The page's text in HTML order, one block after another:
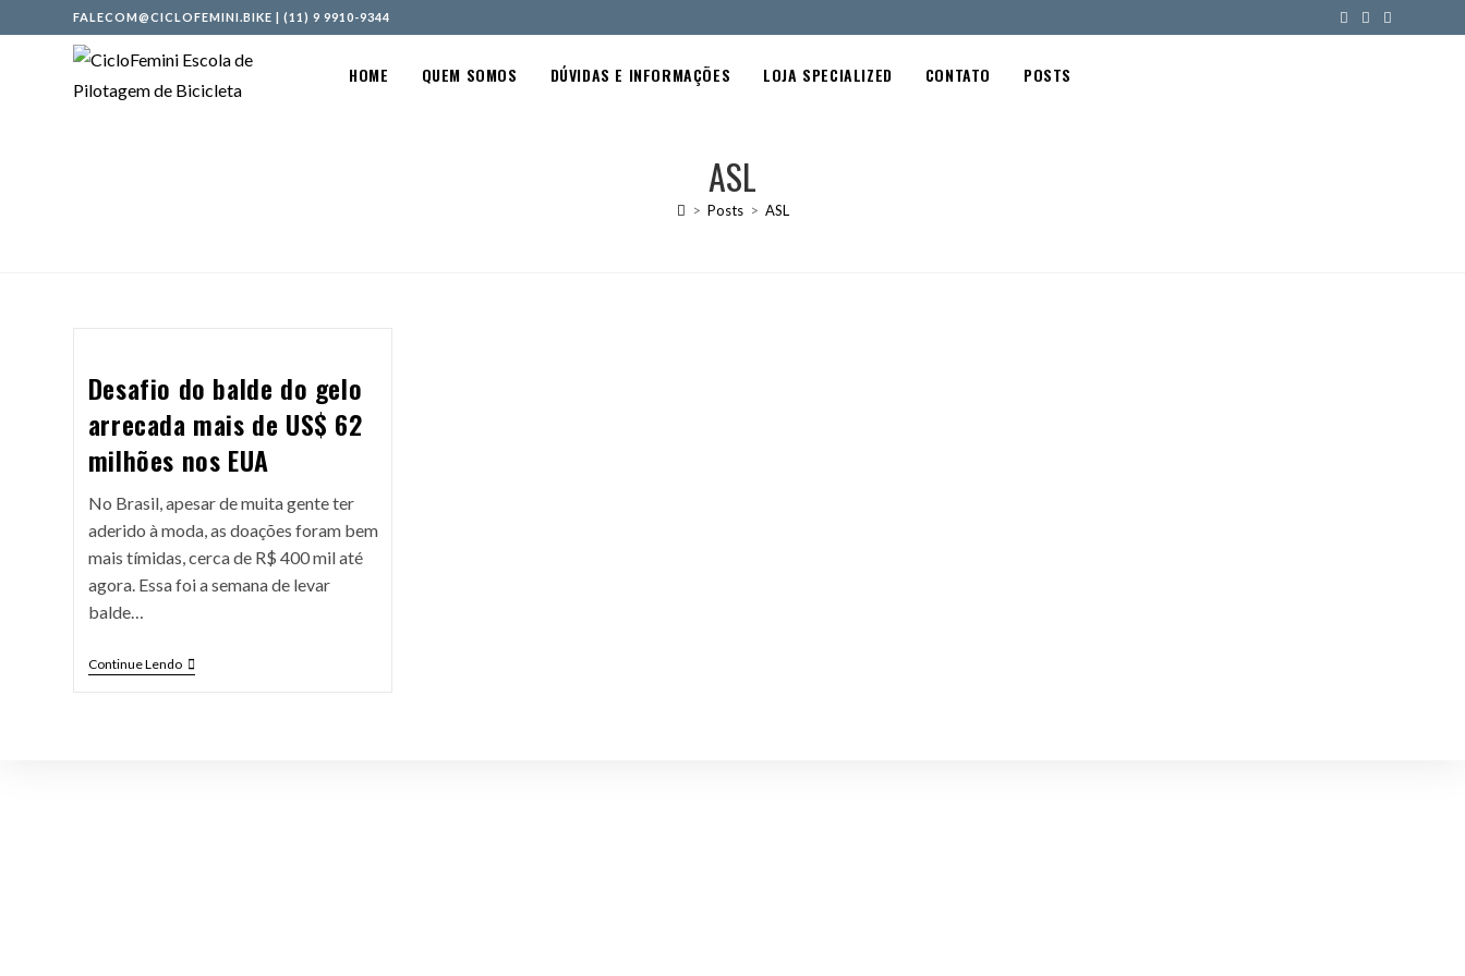
FALECOM@CICLOFEMINI.BIKE |(11) 9 9910-9344
HOME QUEM SOMOS DÚVIDAS E INFORMAÇÕES LOJA SPECIALIZED CONTATO POSTS
ASL
> Posts > ASL
Desafio do balde do gelo
arrecada mais de US$ 62
milhões nos EUA
No Brasil, apesar de muita gente ter
aderido à moda, as doações foram bem
mais tímidas, cerca de R$ 400 mil até
agora. Essa foi a semana de levar
balde…
Continue Lendo